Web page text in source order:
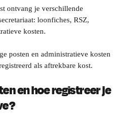
ontvang je verschillende
loonfiches, RSZ,
kosten.
posten en administratieve kosten
als aftrekbare kost.
en hoe registreer je